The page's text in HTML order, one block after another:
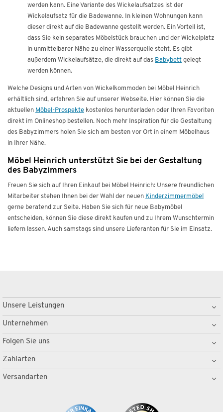
werden kann. Eine Variante des Wickelaufsatzes ist der
Wickelaufsatz für die Badewanne. In kleinen Wohnungen kann
dieser direkt auf die Badewanne gestellt werden. Ein Vorteil ist,
dass Sie kein separates Möbelstück brauchen und der Wickelplatz
in unmittelbarer Nähe zu einer Wasserquelle steht. Es gibt
außerdem Wickelaufsätze, die direkt auf das Babybett gelegt
werden können.
Welche Designs und Arten von Wickelkommoden bei Möbel Heinrich
erhältlich sind, erfahren Sie auf unserer Webseite. Hier können Sie die
aktuellen Möbel-Prospekte kostenlos herunterladen oder Ihren Favoriten
direkt im Onlineshop bestellen. Noch mehr Inspiration für die Gestaltung
des Babyzimmers holen Sie sich am besten vor Ort in einem Möbelhaus
in Ihrer Nähe.
Möbel Heinrich unterstützt Sie bei der Gestaltung
des Babyzimmers
Freuen Sie sich auf Ihren Einkauf bei Möbel Heinrich: Unsere freundlichen
Mitarbeiter stehen Ihnen bei der Wahl der neuen Kinderzimmermöbel
gerne beratend zur Seite. Haben Sie sich für neue Babymöbel
entscheiden, können Sie diese direkt kaufen und zu Ihrem Wunschtermin
liefern lassen. Auch samstags sind unsere Lieferanten für Sie im Einsatz.
Unsere Leistungen
Unternehmen
Folgen Sie uns
Zahlarten
Versandarten